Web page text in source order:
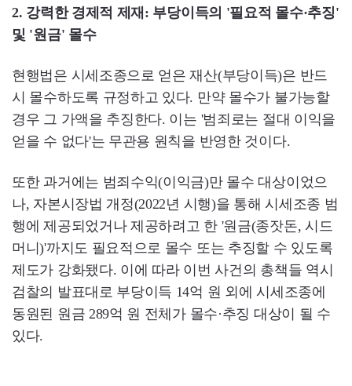
2. 강력한 경제적 제재: 부당이득의 '필요적 몰수·추징'
및 '원금' 몰수
현행법은 시세조종으로 얻은 재산(부당이득)은 반드
시 몰수하도록 규정하고 있다. 만약 몰수가 불가능할
경우 그 가액을 추징한다. 이는 '범죄로는 절대 이익을
얻을 수 없다'는 무관용 원칙을 반영한 것이다.
또한 과거에는 범죄수익(이익금)만 몰수 대상이었으
나, 자본시장법 개정(2022년 시행)을 통해 시세조종 범
행에 제공되었거나 제공하려고 한 '원금(종잣돈, 시드
머니)'까지도 필요적으로 몰수 또는 추징할 수 있도록
제도가 강화됐다. 이에 따라 이번 사건의 총책들 역시
검찰의 발표대로 부당이득 14억 원 외에 시세조종에
동원된 원금 289억 원 전체가 몰수·추징 대상이 될 수
있다.